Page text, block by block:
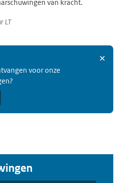
van kracht.
LT
×
voor onze